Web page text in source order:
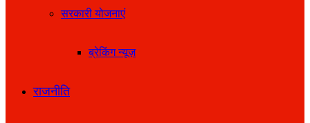
सरकारी योजनाएं
ब्रेकिंग न्यूज़
राजनीति